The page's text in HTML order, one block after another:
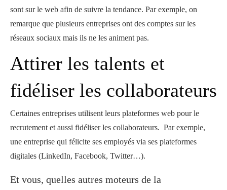
sont sur le web afin de suivre la tendance. Par exemple, on
remarque que plusieurs entreprises ont des comptes sur les
réseaux sociaux mais ils ne les animent pas.
Attirer les talents et
fidéliser les collaborateurs
Certaines entreprises utilisent leurs plateformes web pour le
recrutement et aussi fidéliser les collaborateurs. Par exemple,
une entreprise qui félicite ses employés via ses plateformes
digitales (LinkedIn, Facebook, Twitter…).
Et vous, quelles autres moteurs de la